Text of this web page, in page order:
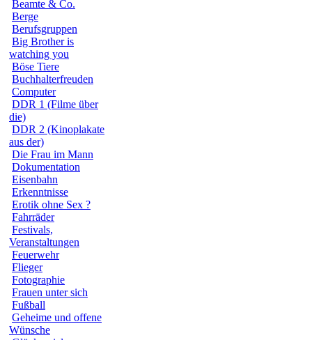
Beamte & Co.
Berge
Berufsgruppen
Big Brother is
watching you
Böse Tiere
Buchhalterfreuden
Computer
DDR 1 (Filme über
die)
DDR 2 (Kinoplakate
aus der)
Die Frau im Mann
Dokumentation
Eisenbahn
Erkenntnisse
Erotik ohne Sex ?
Fahrräder
Festivals,
Veranstaltungen
Feuerwehr
Flieger
Fotographie
Frauen unter sich
Fußball
Geheime und offene
Wünsche